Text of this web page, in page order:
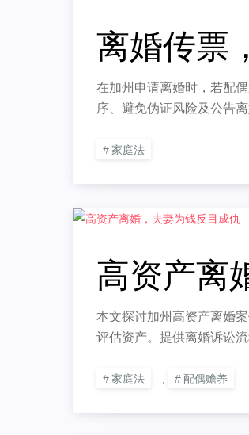
离婚传票
在加州申请离婚时，若配
序、避免伪证风险及公告
家庭法
高资产离
本文探讨加州高资产离婚
评估资产。提供离婚诉讼
家庭法 配偶赡养